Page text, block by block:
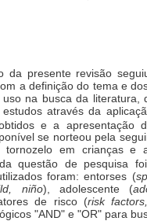
da presente revisão
a definição do tema e
na busca da literatura,
através da
e a apresentação
se norteou pela
tornozelo em crianças e
questão de pesquisa
foram: entorses (
niño), adolescente (
de risco (risk
"AND" e "OR" para